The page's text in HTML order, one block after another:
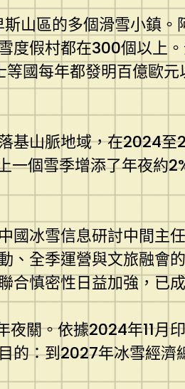
山區的多個滑雪小鎮。
度假村都在300個以上
國每年都發明百億歐
基山脈地域，在2024
個雪季增添了年夜約
冰雪信息研討中間主
全季運營與文旅融會
慎密性日益加強，已
夜關。依據2024年11月
的：到2027年冰雪經